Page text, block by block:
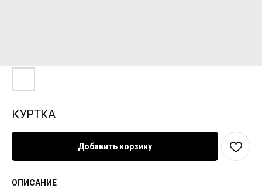
КУРТКА
Добавить корзину
ОПИСАНИЕ